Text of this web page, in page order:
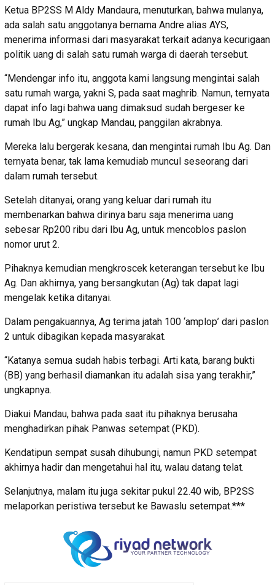
Ketua BP2SS M Aldy Mandaura, menuturkan, bahwa mulanya,
ada salah satu anggotanya bernama Andre alias AYS,
menerima informasi dari masyarakat terkait adanya kecurigaan
politik uang di salah satu rumah warga di daerah tersebut.
“Mendengar info itu, anggota kami langsung mengintai salah
satu rumah warga, yakni S, pada saat maghrib. Namun, ternyata
dapat info lagi bahwa uang dimaksud sudah bergeser ke
rumah Ibu Ag,” ungkap Mandau, panggilan akrabnya.
Mereka lalu bergerak kesana, dan mengintai rumah Ibu Ag. Dan
ternyata benar, tak lama kemudiab muncul seseorang dari
dalam rumah tersebut.
Setelah ditanyai, orang yang keluar dari rumah itu
membenarkan bahwa dirinya baru saja menerima uang
sebesar Rp200 ribu dari Ibu Ag, untuk mencoblos paslon
nomor urut 2.
Pihaknya kemudian mengkroscek keterangan tersebut ke Ibu
Ag. Dan akhirnya, yang bersangkutan (Ag) tak dapat lagi
mengelak ketika ditanyai.
Dalam pengakuannya, Ag terima jatah 100 ‘amplop’ dari paslon
2 untuk dibagikan kepada masyarakat.
“Katanya semua sudah habis terbagi. Arti kata, barang bukti
(BB) yang berhasil diamankan itu adalah sisa yang terakhir,”
ungkapnya.
Diakui Mandau, bahwa pada saat itu pihaknya berusaha
menghadirkan pihak Panwas setempat (PKD).
Kendatipun sempat susah dihubungi, namun PKD setempat
akhirnya hadir dan mengetahui hal itu, walau datang telat.
Selanjutnya, malam itu juga sekitar pukul 22.40 wib, BP2SS
melaporkan peristiwa tersebut ke Bawaslu setempat.***